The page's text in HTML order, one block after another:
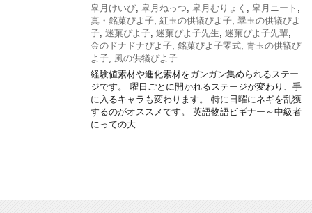
皐月けいび, 皐月ねっつ, 皐月むりょく , 皐月ニート ,
真・銘菓ぴよ子, 紅玉の供犠ぴよ子, 翠玉の供犠ぴよ
子, 迷菓ぴよ子, 迷菓ぴよ子先生, 迷菓ぴよ子先輩,
金のドナドナぴよ子, 銘菓ぴよ子零式, 青玉の供犠ぴ
よ子, 風の供犠ぴよ子
経験値素材や進化素材をガンガン集められるステー
ジです。 曜日ごとに開かれるステージが変わり、手
に入るキャラも変わります。 特に日曜にネギを乱獲
するのがオススメです。 英語物語ビギナー～中級者
にっての大 …